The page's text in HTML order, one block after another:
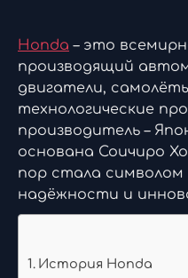
Honda – это
производящий
двигатели,
технологические
производитель –
основана Соичиро
пор стала символом
надёжности и
История Honda